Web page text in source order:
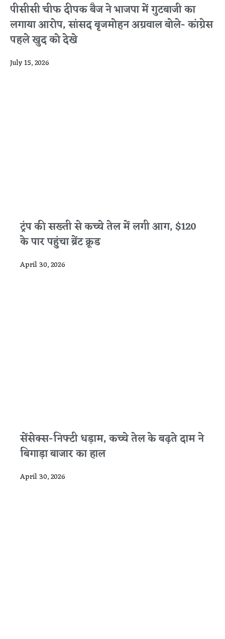
पीसीसी चीफ दीपक बैज ने भाजपा में गुटबाजी का
लगाया आरोप, सांसद बृजमोहन अग्रवाल बोले- कांग्रेस
पहले खुद को देखे
July 15, 2026
ट्रंप की सख्ती से कच्चे तेल में लगी आग, $120
के पार पहुंचा ब्रेंट क्रूड
April 30, 2026
सेंसेक्स-निफ्टी धड़ाम, कच्चे तेल के बढ़ते दाम ने
बिगाड़ा बाजार का हाल
April 30, 2026